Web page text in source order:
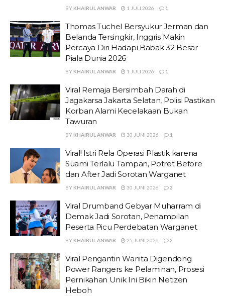
BY KHAIRUL ANWAR 1 JULI 2026 1
Thomas Tuchel Bersyukur Jerman dan
Belanda Tersingkir, Inggris Makin
Percaya Diri Hadapi Babak 32 Besar
Piala Dunia 2026
BY KHAIRUL ANWAR 1 JULI 2026 1
Viral Remaja Bersimbah Darah di
Jagakarsa Jakarta Selatan, Polisi Pastikan
Korban Alami Kecelakaan Bukan
Tawuran
BY KHAIRUL ANWAR 30 JUNI 2026 1
Viral! Istri Rela Operasi Plastik karena
Suami Terlalu Tampan, Potret Before
dan After Jadi Sorotan Warganet
BY KHAIRUL ANWAR 30 JUNI 2026 2
Viral Drumband Gebyar Muharram di
Demak Jadi Sorotan, Penampilan
Peserta Picu Perdebatan Warganet
BY KHAIRUL ANWAR 25 JUNI 2026 2
Viral Pengantin Wanita Digendong
Power Rangers ke Pelaminan, Prosesi
Pernikahan Unik Ini Bikin Netizen
Heboh